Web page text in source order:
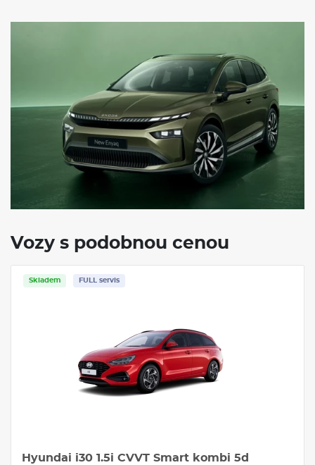
Vozy s podobnou cenou
Skladem FULL servis
Hyundai i30 1.5i CVVT Smart kombi 5d